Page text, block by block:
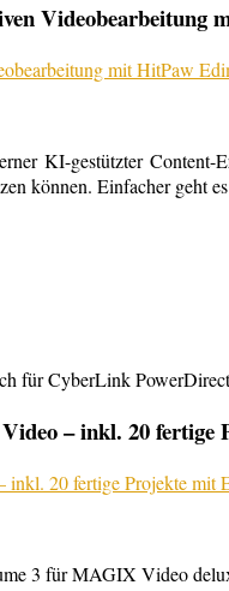
Videobearbeitung
KI-gestützter
können. Einfacher
CyberLink
– inkl. 20 fertige
3 für MAGIX Video